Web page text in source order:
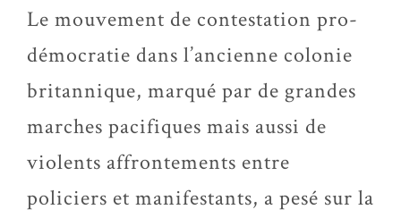
Le mouvement de contestation pro-
démocratie dans l’ancienne colonie
britannique, marqué par de grandes
marches pacifiques mais aussi de
violents affrontements entre
policiers et manifestants, a pesé sur la